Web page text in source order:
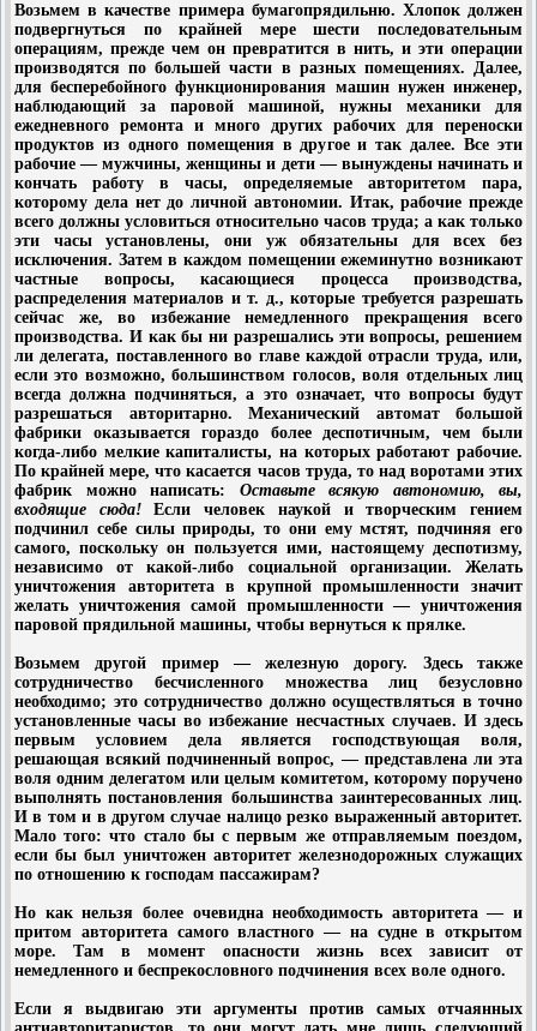
Возьмем в качестве примера бумагопрядильню. Хлопок должен
подвергнуться по крайней мере шести последовательным
операциям, прежде чем он превратится в нить, и эти операции
производятся по большей части в разных помещениях. Далее,
для бесперебойного функционирования машин нужен инженер,
наблюдающий за паровой машиной, нужны механики для
ежедневного ремонта и много других рабочих для переноски
продуктов из одного помещения в другое и так далее. Все эти
рабочие — мужчины, женщины и дети — вынуждены начинать и
кончать работу в часы, определяемые авторитетом пара,
которому дела нет до личной автономии. Итак, рабочие прежде
всего должны условиться относительно часов труда; а как только
эти часы установлены, они уж обязательны для всех без
исключения. Затем в каждом помещении ежеминутно возникают
частные вопросы, касающиеся процесса производства,
распределения материалов и т. д., которые требуется разрешать
сейчас же, во избежание немедленного прекращения всего
производства. И как бы ни разрешались эти вопросы, решением
ли делегата, поставленного во главе каждой отрасли труда, или,
если это возможно, большинством голосов, воля отдельных лиц
всегда должна подчиняться, а это означает, что вопросы будут
разрешаться авторитарно. Механический автомат большой
фабрики оказывается гораздо более деспотичным, чем были
когда-либо мелкие капиталисты, на которых работают рабочие.
По крайней мере, что касается часов труда, то над воротами этих
фабрик можно написать: Оставьте всякую автономию, вы,
входящие сюда!Если человек наукой и творческим гением
подчинил себе силы природы, то они ему мстят, подчиняя его
самого, поскольку он пользуется ими, настоящему деспотизму,
независимо от какой-либо социальной организации. Желать
уничтожения авторитета в крупной промышленности значит
желать уничтожения самой промышленности — уничтожения
паровой прядильной машины, чтобы вернуться к прялке.
Возьмем другой пример — железную дорогу. Здесь также
сотрудничество бесчисленного множества лиц безусловно
необходимо; это сотрудничество должно осуществляться в точно
установленные часы во избежание несчастных случаев. И здесь
первым условием дела является господствующая воля,
решающая всякий подчиненный вопрос, — представлена ли эта
воля одним делегатом или целым комитетом, которому поручено
выполнять постановления большинства заинтересованных лиц.
И в том и в другом случае налицо резко выраженный авторитет.
Мало того: что стало бы с первым же отправляемым поездом,
если бы был уничтожен авторитет железнодорожных служащих
по отношению к господам пассажирам?
Но как нельзя более очевидна необходимость авторитета — и
притом авторитета самого властного — на судне в открытом
море. Там в момент опасности жизнь всех зависит от
немедленного и беспрекословного подчинения всех воле одного.
Если я выдвигаю эти аргументы против самых отчаянных